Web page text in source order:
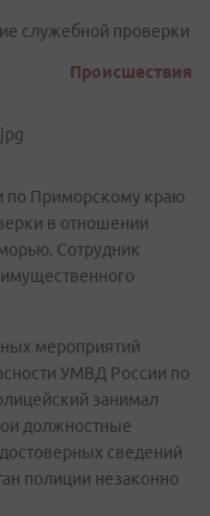
служебной проверки
Происшествия
по Приморскому краю
в отношении
Сотрудник
мероприятий
УМВД России по
занимал
должностные
сведений
полиции незаконно